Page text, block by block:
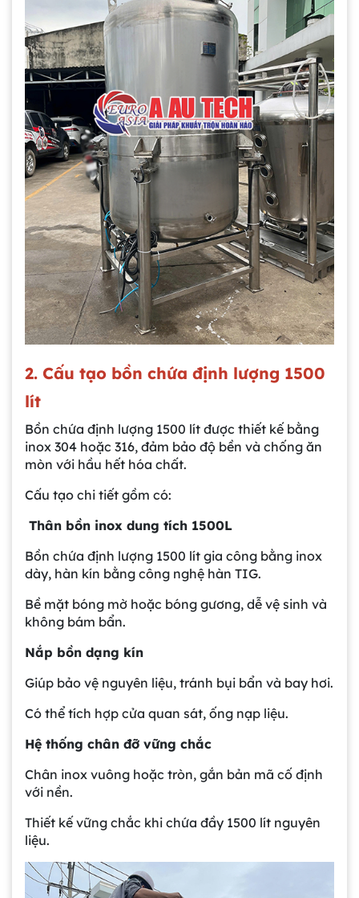
2. Cấu tạo bồn chứa định lượng 1500
lít
Bồn chứa định lượng 1500 lít được thiết kế bằng
inox 304 hoặc 316, đảm bảo độ bền và chống ăn
mòn với hầu hết hóa chất.
Cấu tạo chi tiết gồm có:
Thân bồn inox dung tích 1500L
Bồn chứa định lượng 1500 lít gia công bằng inox
dày, hàn kín bằng công nghệ hàn TIG.
Bề mặt bóng mờ hoặc bóng gương, dễ vệ sinh và
không bám bẩn.
Nắp bồn dạng kín
Giúp bảo vệ nguyên liệu, tránh bụi bẩn và bay hơi.
Có thể tích hợp cửa quan sát, ống nạp liệu.
Hệ thống chân đỡ vững chắc
Chân inox vuông hoặc tròn, gắn bản mã cố định
với nền.
Thiết kế vững chắc khi chứa đầy 1500 lít nguyên
liệu.